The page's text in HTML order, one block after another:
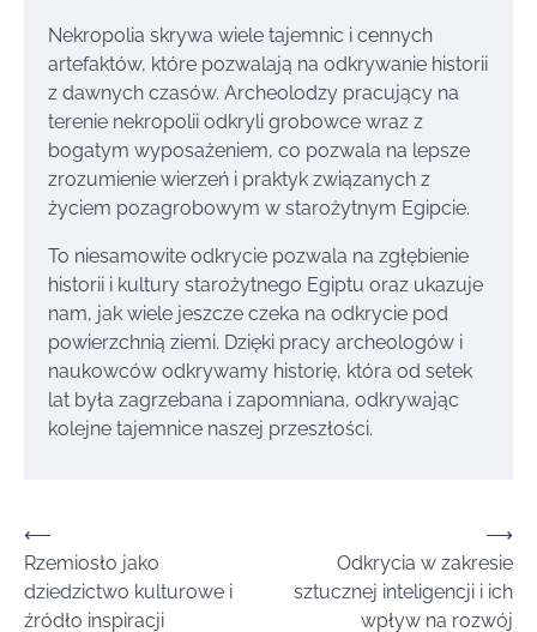
Nekropolia skrywa wiele tajemnic i cennych
artefaktów, które pozwalają na odkrywanie historii
z dawnych czasów. Archeolodzy pracujący na
terenie nekropolii odkryli grobowce wraz z
bogatym wyposażeniem, co pozwala na lepsze
zrozumienie wierzeń i praktyk związanych z
życiem pozagrobowym w starożytnym Egipcie.
To niesamowite odkrycie pozwala na zgłębienie
historii i kultury starożytnego Egiptu oraz ukazuje
nam, jak wiele jeszcze czeka na odkrycie pod
powierzchnią ziemi. Dzięki pracy archeologów i
naukowców odkrywamy historię, która od setek
lat była zagrzebana i zapomniana, odkrywając
kolejne tajemnice naszej przeszłości.
Nawigacja
wpisu
⟵
Rzemiosło jako
dziedzictwo kulturowe i
źródło inspiracji
Odkrycia w zakresie
sztucznej inteligencji i ich
wpływ na rozwój
⟶